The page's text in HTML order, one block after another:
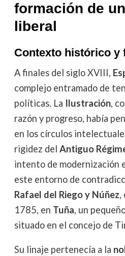
formación de
liberal
Contexto histórico y
A finales del siglo XVIII,
complejo entramado de
políticas. La Ilustración,
razón y progreso, había
en los círculos
rigidez del Antiguo
intento de modernización
este entorno de
Rafael del Riego y Núñez,
1785, en Tuña, un
situado en el concejo de
Su linaje pertenecía a la